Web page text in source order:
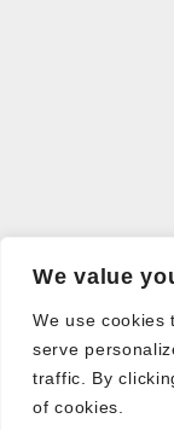
We value
We use cookies
serve
traffic. By
of cookies.